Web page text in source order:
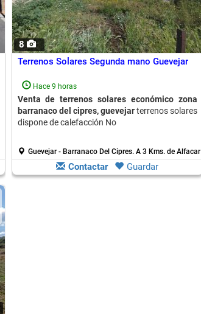
8
Terrenos Solares Segunda mano Guevejar
Hace 9 horas
Venta de terrenos solares económico zona
barranaco del cipres, guevejarterrenos solares
dispone de calefacción No
Guevejar - Barranaco Del Cipres. A 3 Kms. de Alfacar
Contactar Guardar